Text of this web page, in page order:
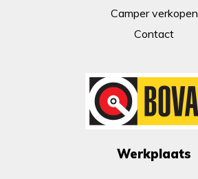
Camper verkopen
Contact
Werkplaats